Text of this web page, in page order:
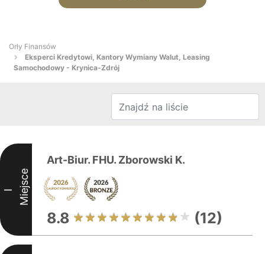
Orły Finansów
Eksperci Kredytowi, Kantory Wymiany Walut, Leasing
Samochodowy - Krynica-Zdrój
I Miejsce
Art-Biur. FHU. Zborowski K.
8.8 (12)